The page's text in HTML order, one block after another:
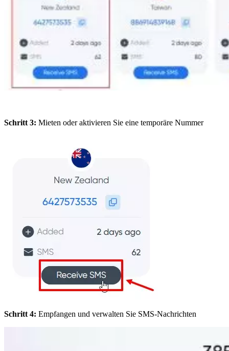
Schritt 3: Mieten oder aktivieren Sie eine temporäre Nummer
Schritt 4: Empfangen und verwalten Sie SMS-Nachrichten